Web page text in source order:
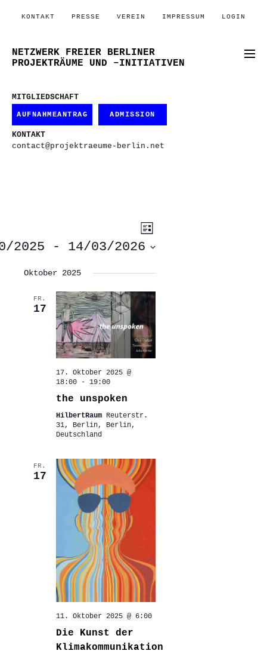
KONTAKT PRESSE VEREIN IMPRESSUM LOGIN
NETZWERK FREIER BERLINER
PROJEKTRÄUME UND –INITIATIVEN
MITGLIEDSCHAFT
AUFNAHMEANTRAG ADMISSION
KONTAKT
contact@projektraeume-berlin.net
ANSICHTEN-
NAVIGATION
VERANSTALTUNG
ANSICHTEN-
Liste
2025 - 14/03/2026
Oktober 2025
FR.
17
17. Oktober 2025 @
18:00- 19:00
the unspoken
HilbertRaum Reuterstr.
31, Berlin, Berlin,
Deutschland
FR.
17
11. Oktober 2025 @ 6:00
Die Kunst der
Klimakommunikation